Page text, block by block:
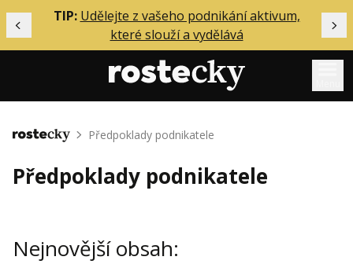
Předchozí
TIP: Udělejte z vašeho podnikání aktivum,
které slouží a vydělává
Mentoring
Solo
Inzerce
Domů Předpoklady podnikatele
Předpoklady podnikatele
Nejnovější obsah: